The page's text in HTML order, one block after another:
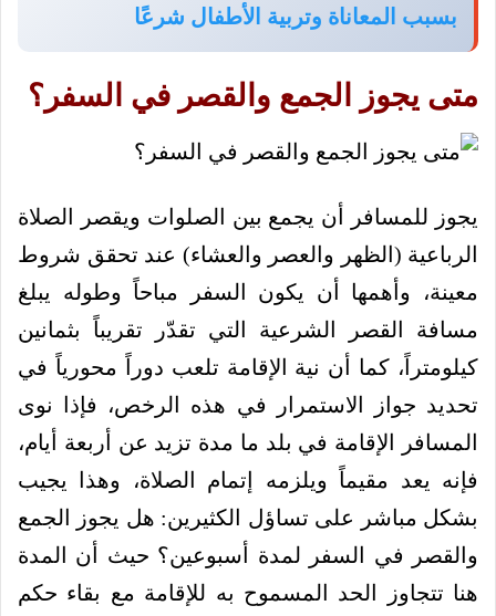
بسبب المعاناة وتربية الأطفال شرعًا
متى يجوز الجمع والقصر في السفر؟
يجوز للمسافر أن يجمع بين الصلوات ويقصر الصلاة
الرباعية (الظهر والعصر والعشاء) عند تحقق شروط
معينة، وأهمها أن يكون السفر مباحاً وطوله يبلغ
مسافة القصر الشرعية التي تقدّر تقريباً بثمانين
كيلومتراً، كما أن نية الإقامة تلعب دوراً محورياً في
تحديد جواز الاستمرار في هذه الرخص، فإذا نوى
المسافر الإقامة في بلد ما مدة تزيد عن أربعة أيام،
فإنه يعد مقيماً ويلزمه إتمام الصلاة، وهذا يجيب
بشكل مباشر على تساؤل الكثيرين: هل يجوز الجمع
والقصر في السفر لمدة أسبوعين؟ حيث أن المدة
هنا تتجاوز الحد المسموح به للإقامة مع بقاء حكم